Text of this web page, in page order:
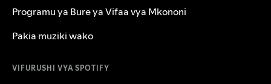
Programu ya Bure ya Vifaa vya Mkononi
Pakia muziki wako
VIFURUSHI VYA SPOTIFY